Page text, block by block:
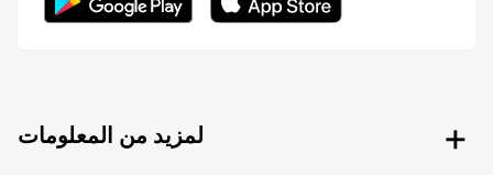
لمزيد من المعلومات